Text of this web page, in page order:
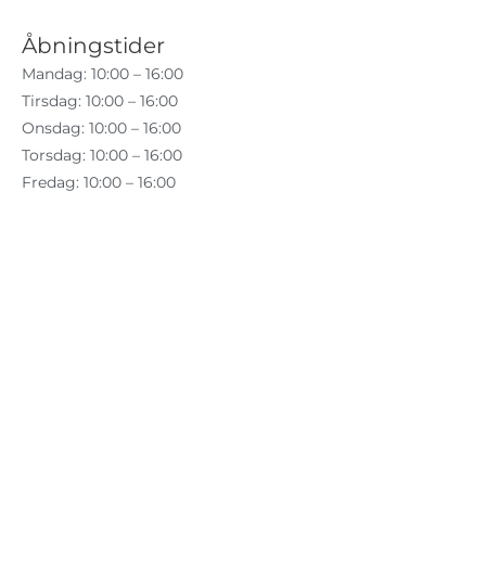
Åbningstider
Mandag: 10:00 – 16:00
Tirsdag: 10:00 – 16:00
Onsdag: 10:00 – 16:00
Torsdag: 10:00 – 16:00
Fredag: 10:00 – 16:00